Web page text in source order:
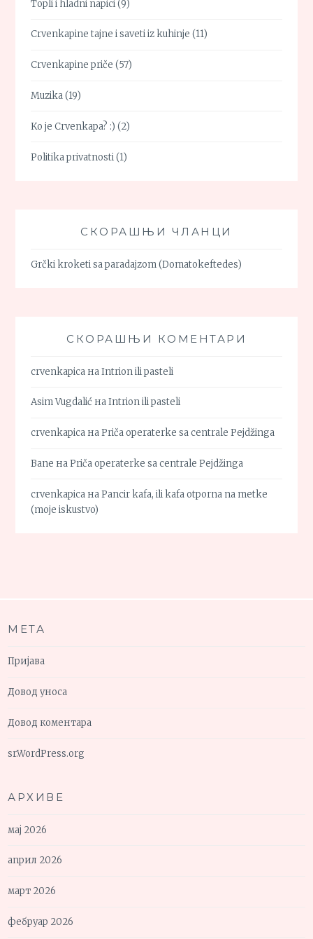
Topli i hladni napici(9)
Crvenkapine tajne i saveti iz kuhinje (11)
Crvenkapine priče (57)
Muzika(19)
Ko je Crvenkapa? :) (2)
Politika privatnosti(1)
СКОРАШЊИ ЧЛАНЦИ
Grčki kroketi sa paradajzom (Domatokeftedes)
СКОРАШЊИ КОМЕНТАРИ
crvenkapica наIntrion ili pasteli
Asim Vugdalić наIntrion ili pasteli
crvenkapica наPriča operaterke sa centrale Pejdžinga
Bane наPriča operaterke sa centrale Pejdžinga
crvenkapica наPancir kafa, ili kafa otporna na metke
(moje iskustvo)
МЕТА
Пријава
Довод уноса
Довод коментара
sr.WordPress.org
АРХИВЕ
мај 2026
април 2026
март 2026
фебруар 2026